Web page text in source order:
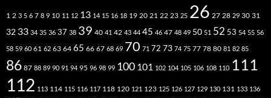
1 2 3 5 6 7 8 9 10 11 12 13 14 15 16 18 19 20 21 22 23 25 26 27 28 29 30 31
32 33 34 35 36 37 38 39 40 41 42 43 44 45 46 47 48 49 50 51 52 53 54 55 56
58 59 60 61 62 63 64 65 66 67 68 69 70 71 72 73 74 75 77 78 80 81 82 85
86 87 88 89 90 91 94 95 96 98 99 100 101 102 104 105 106 108 110 111
112 113 114 115 116 117 118 120 121 123 125 126 127 129 130 131 133 136